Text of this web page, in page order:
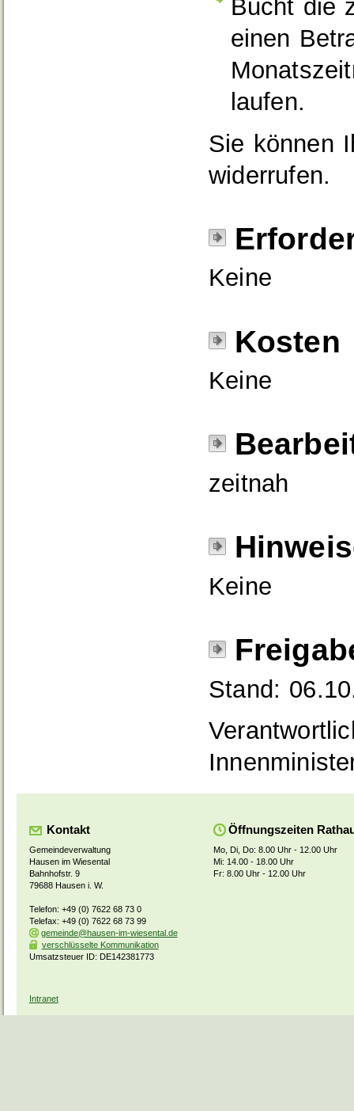
Bucht die
einen
laufen.
Sie können
widerrufen.
Keine
Kosten
Keine
zeitnah
Keine
Stand:
Kontakt
Gemeindeverwaltung
Hausen im Wiesental
Bahnhofstr. 9
79688 Hausen i. W.
Telefon: +49 (0) 7622 68 73 0
Telefax: +49 (0) 7622 68 73 99
gemeinde@hausen-im-wiesental.de
verschlüsselte Kommunikation
Umsatzsteuer ID: DE142381773
Öffnungszeiten
Mo, Di, Do: 8.00 Uhr - 12.00 Uhr
Mi: 14.00 - 18.00 Uhr
Fr: 8.00 Uhr - 12.00 Uhr
Intranet